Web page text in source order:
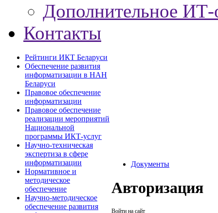
Дополнительное ИТ-
Контакты
Рейтинги ИКТ Беларуси
Обеспечение развития
информатизации в НАН
Беларуси
Правовое обеспечение
информатизации
Правовое обеспечение
реализации мероприятий
Национальной
программы ИКТ-услуг
Научно-техническая
экспертиза в сфере
информатизации
Нормативное и
методическое
обеспечение
Научно-методическое
обеспечение развития
Документы
Авторизация
Войти на сайт